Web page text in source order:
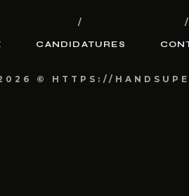
CANDIDATURES
© HTTPS://